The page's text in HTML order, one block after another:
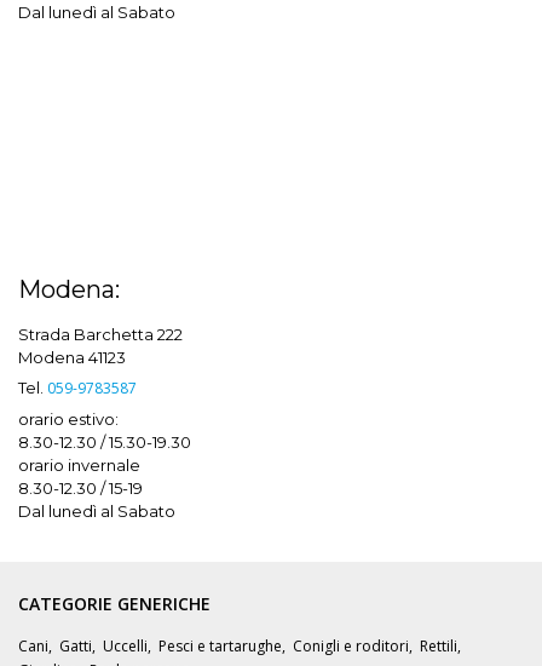
Dal lunedì al Sabato
Modena:
Strada Barchetta 222
Modena 41123
Tel. 059-9783587
orario estivo:
8.30-12.30 / 15.30-19.30
orario invernale
8.30-12.30 / 15-19
Dal lunedì al Sabato
CATEGORIE GENERICHE
Cani, Gatti, Uccelli, Pesci e tartarughe, Conigli e roditori, Rettili,